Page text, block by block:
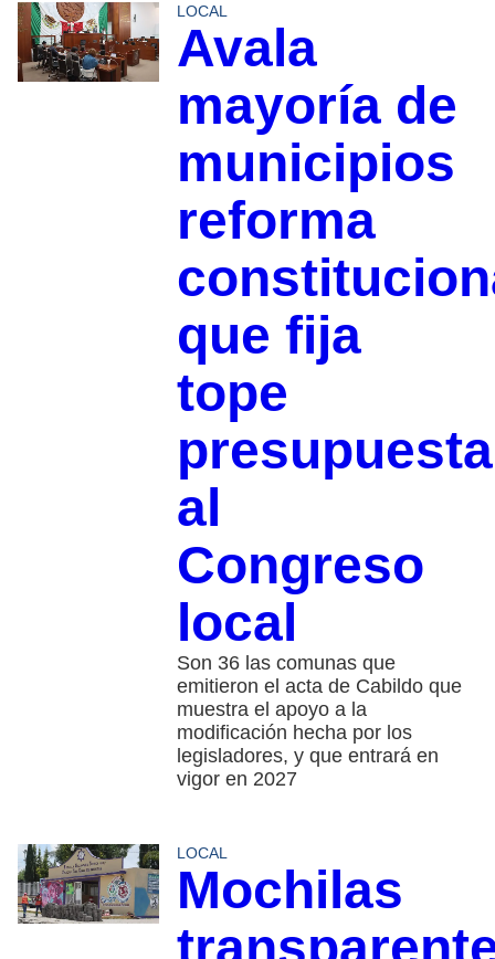
LOCAL
Avala
mayoría de
municipios
reforma
que fija
tope
al
Congreso
local
Son 36 las comunas que
emitieron el acta de Cabildo que
muestra el apoyo a la
modificación hecha por los
legisladores, y que entrará en
vigor en 2027
LOCAL
Mochilas